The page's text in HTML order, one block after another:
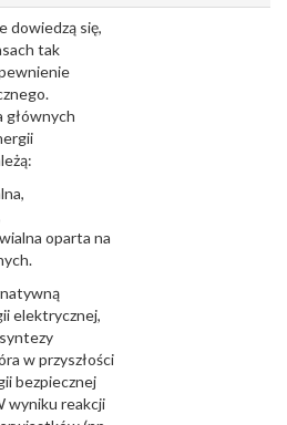
dowiedzą się,
tak
głównych
oparta na
elektrycznej,
w przyszłości
bezpiecznej
wyniku reakcji